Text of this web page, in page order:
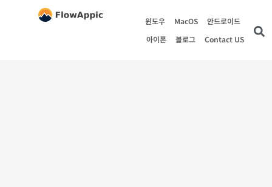
윈도우 MacOS
안드로이드
아이폰
블로그 Contact US